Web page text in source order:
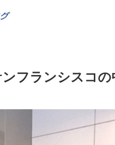
フランシスコ